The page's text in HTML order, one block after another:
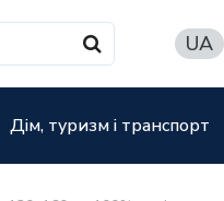
UA
Дім, туризм і транспорт